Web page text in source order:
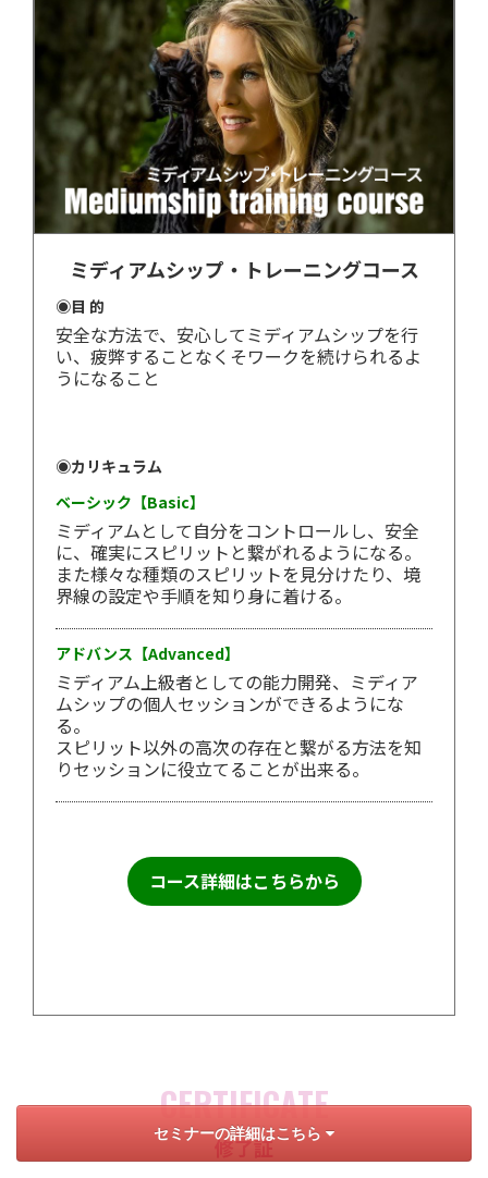
ミディアムシップ・トレーニングコース
◉目 的
安全な方法で、安心してミディアムシップを行
い、疲弊することなくそワークを続けられるよ
うになること
◉カリキュラム
ベーシック【Basic】
ミディアムとして自分をコントロールし、安全
に、確実にスピリットと繋がれるようになる。
また様々な種類のスピリットを見分けたり、境
界線の設定や手順を知り身に着ける。
アドバンス【Advanced】
ミディアム上級者としての能力開発、ミディア
ムシップの個人セッションができるようにな
る。
スピリット以外の高次の存在と繋がる方法を知
りセッションに役立てることが出来る。
コース詳細はこちらから
CERTIFICATE
修了証
セミナーの詳細はこちら